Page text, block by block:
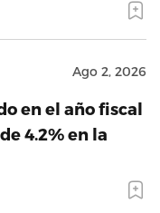
Ago 2, 2026
en el año fiscal
4.2% en la